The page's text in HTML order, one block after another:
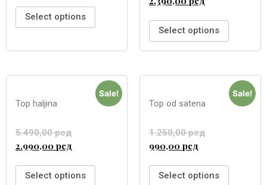
Select options
Select options
Sale!
Top haljina
5.490,00рсд
2.990,00 рсд
Select options
Sale!
Top od satena
1.250,00рсд
990,00 рсд
Select options